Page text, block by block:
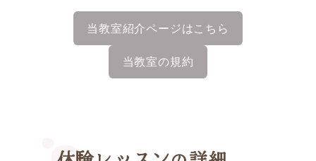
当教室紹介ページはこちら
当教室の規約